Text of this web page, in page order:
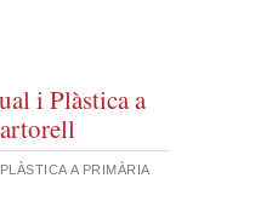
i Plàstica a
A PRIMÀRIA